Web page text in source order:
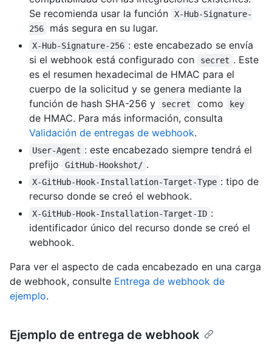
Se recomienda usar la función
X-Hub-Signature-
256
más segura en su lugar.
X-Hub-Signature-256 : este encabezado se envía
si el webhook está configurado con
secret . Este
es el resumen hexadecimal de HMAC para el
cuerpo de la solicitud y se genera mediante la
función de hash SHA-256 y
secret como key
de HMAC. Para más información, consulta
Validación de entregas de webhook.
User-Agent : este encabezado siempre tendrá el
prefijo
GitHub-Hookshot/ .
X-GitHub-Hook-Installation-Target-Type : tipo de
recurso donde se creó el webhook.
X-GitHub-Hook-Installation-Target-ID :
identificador único del recurso donde se creó el
webhook.
Para ver el aspecto de cada encabezado en una carga
de webhook, consulte Entrega de webhook de
ejemplo.
Ejemplo de entrega de webhook